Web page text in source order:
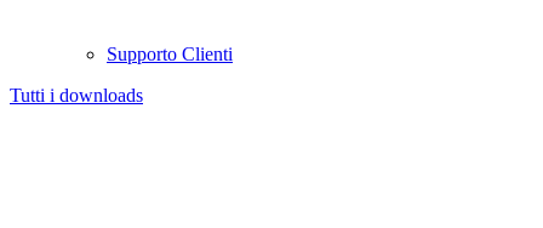
Supporto Clienti
Tutti i downloads